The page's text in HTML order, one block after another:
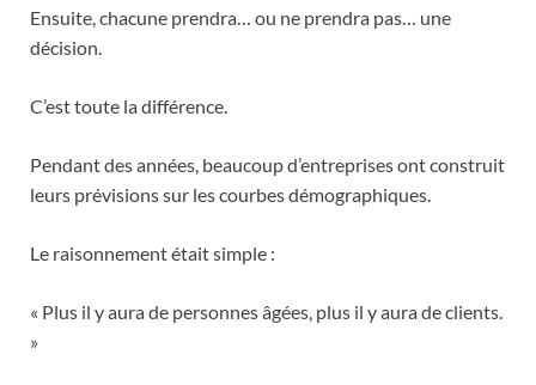
Ensuite, chacune prendra… ou ne prendra pas… une
décision.
C’est toute la différence.
Pendant des années, beaucoup d’entreprises ont construit
leurs prévisions sur les courbes démographiques.
Le raisonnement était simple :
« Plus il y aura de personnes âgées, plus il y aura de clients.
»